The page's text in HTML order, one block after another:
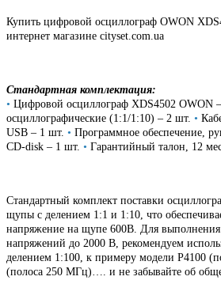
Купить цифровой осциллограф OWON
интернет магазине cityset.com.ua
Стандартная комплектация:
• Цифровой осциллограф XDS4502 OWON
осциллографические (1:1/1:10) – 2 шт. •
USB – 1 шт. • Программное обеспечение,
CD-disk – 1 шт. • Гарантийный талон, 12
Стандартный комплект поставки
щупы с делением 1:1 и 1:10, что
напряжение на щупе 600В. Для
напряжений до 2000 В, рекомендуем
делением 1:100, к примеру модели P4100
(полоса 250 МГц)…. и не забывайте об